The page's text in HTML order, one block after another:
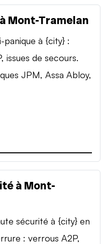
Mont-Tramelan
à {city} :
issues de secours.
JPM, Assa Abloy,
à Mont-
sécurité à {city} en
: verrous A2P,